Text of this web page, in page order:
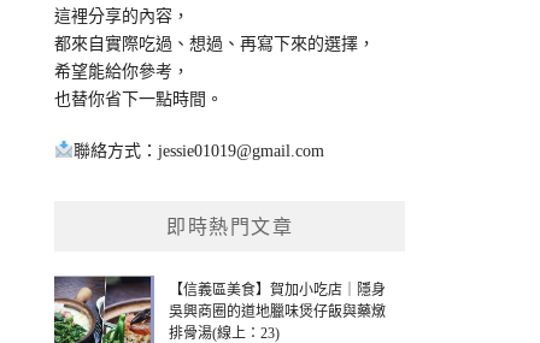
這裡分享的內容，
都來自實際吃過、想過、再寫下來的選擇，
希望能給你參考，
也替你省下一點時間。
聯絡方式：jessie01019@gmail.com
即時熱門文章
【信義區美食】賀加小吃店｜隱身
吳興商圈的道地臘味煲仔飯與藥燉
排骨湯(線上：23)